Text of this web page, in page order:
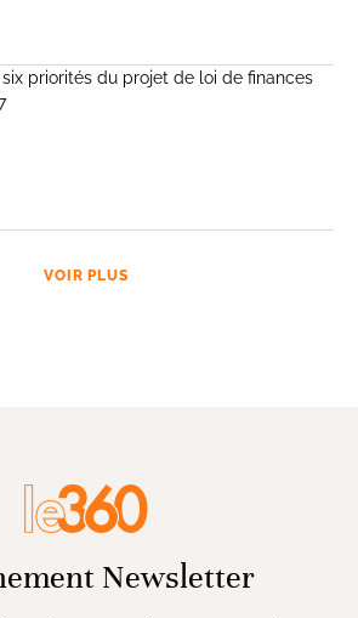
six priorités du projet de loi de finances
VOIR PLUS
Newsletter